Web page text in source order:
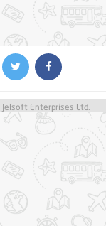
Enterprises Ltd.